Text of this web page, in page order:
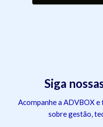
Siga
Acompanhe a ADVBOX
sobre gestão,